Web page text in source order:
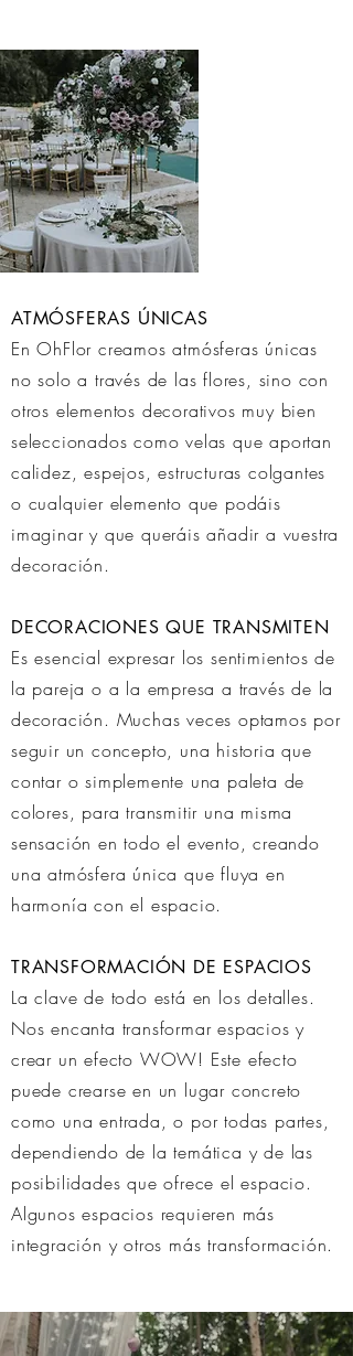
ATMÓSFERAS ÚNICAS
En OhFlor creamos atmósferas únicas
no solo a través de las flores, sino con
otros elementos decorativos muy bien
seleccionados como velas que aportan
calidez, espejos, estructuras colgantes
o cualquier elemento que podáis
imaginar y que queráis añadir a vuestra
decoración.
DECORACIONES QUE TRANSMITEN
Es esencial expresar los sentimientos de
la pareja o a la empresa a través de la
decoración. Muchas veces optamos por
seguir un concepto, una historia que
contar o simplemente una paleta de
colores, para transmitir una misma
sensación en todo el evento, creando
una atmósfera única que fluya en
harmonía con el espacio.
TRANSFORMACIÓN DE ESPACIOS
La clave de todo está en los detalles.
Nos encanta transformar espacios y
crear un efecto WOW! Este efecto
puede crearse en un lugar concreto
como una entrada, o por todas partes,
dependiendo de la temática y de las
posibilidades que ofrece el espacio.
Algunos espacios requieren más
integración y otros más transformación.